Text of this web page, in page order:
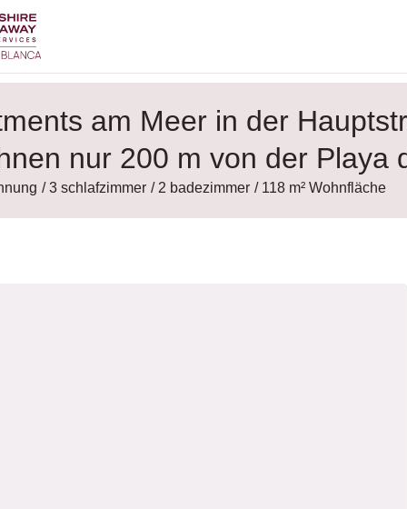
am Meer in der
nur 200 m von der Playa
/ 3 schlafzimmer / 2 badezimmer / 118 m² Wohnfläche